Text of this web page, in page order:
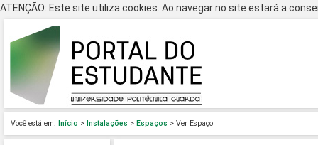
ATENÇÃO: Este site utiliza cookies. Ao navegar no site estará a
Você está em: Início > Instalações > Espaços > Ver Espaço